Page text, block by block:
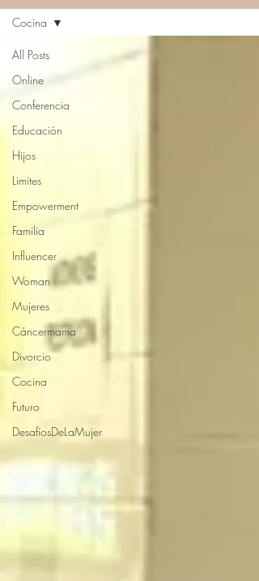
All Posts
Online
Conferencia
Educación
Hijos
Limites
Empowerment
Familia
Influencer
Woman
Mujeres
Cáncermama
Divorcio
Cocina
Futuro
DesafíosDeLaMujer
Cocina